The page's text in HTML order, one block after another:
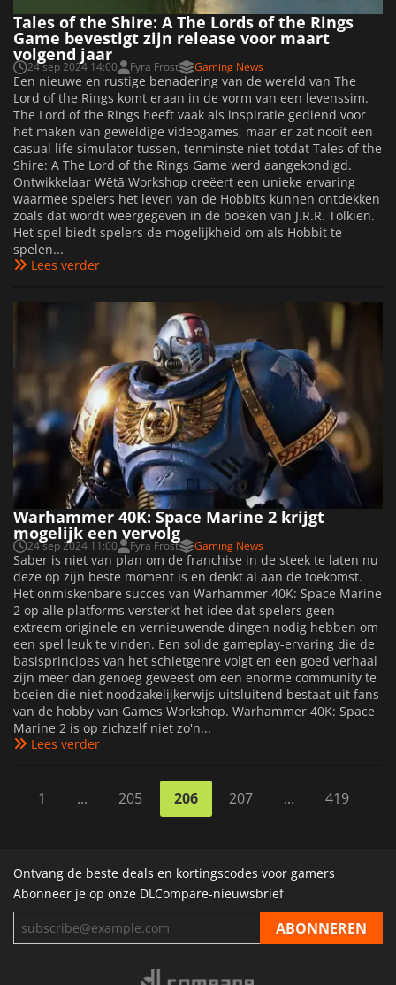
Tales of the Shire: A The Lords of the Rings
Game bevestigt zijn release voor maart
volgend jaar
24 sep 2024 14:00 Fyra Frost Gaming News
Een nieuwe en rustige benadering van de wereld van The
Lord of the Rings komt eraan in de vorm van een levenssim.
The Lord of the Rings heeft vaak als inspiratie gediend voor
het maken van geweldige videogames, maar er zat nooit een
casual life simulator tussen, tenminste niet totdat Tales of the
Shire: A The Lord of the Rings Game werd aangekondigd.
Ontwikkelaar Wētā Workshop creëert een unieke ervaring
waarmee spelers het leven van de Hobbits kunnen ontdekken
zoals dat wordt weergegeven in de boeken van J.R.R. Tolkien.
Het spel biedt spelers de mogelijkheid om als Hobbit te
spelen...
Lees verder
Warhammer 40K: Space Marine 2 krijgt
mogelijk een vervolg
24 sep 2024 11:00 Fyra Frost Gaming News
Saber is niet van plan om de franchise in de steek te laten nu
deze op zijn beste moment is en denkt al aan de toekomst.
Het onmiskenbare succes van Warhammer 40K: Space Marine
2 op alle platforms versterkt het idee dat spelers geen
extreem originele en vernieuwende dingen nodig hebben om
een spel leuk te vinden. Een solide gameplay-ervaring die de
basisprincipes van het schietgenre volgt en een goed verhaal
zijn meer dan genoeg geweest om een enorme community te
boeien die niet noodzakelijkerwijs uitsluitend bestaat uit fans
van de hobby van Games Workshop. Warhammer 40K: Space
Marine 2 is op zichzelf niet zo'n...
Lees verder
1 ... 205 206 207 ... 419
Ontvang de beste deals en kortingscodes voor gamers
Abonneer je op onze DLCompare-nieuwsbrief